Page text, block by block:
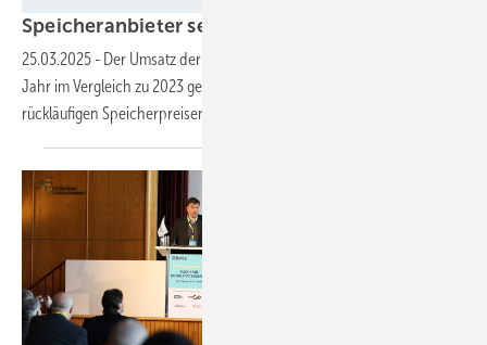
Speicheranbieter setzten 2024 weniger
25.03.2025 - Der Umsatz der Speicheranbieter ist im vergangenen
Jahr im Vergleich zu 2023 gesunken. Dies liegt unter anderem an
rückläufigen Speicherpreisen und einer Verschiebung des